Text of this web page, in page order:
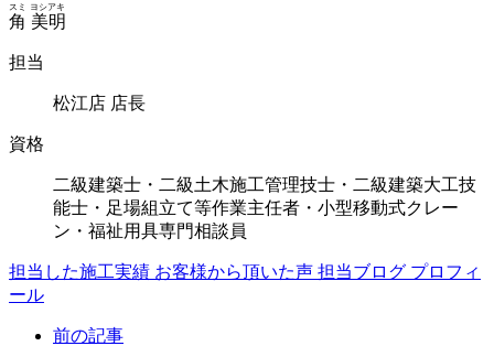
角 美明
スミ ヨシアキ
担当
松江店 店長
資格
二級建築士・二級土木施工管理技士・二級建築大工技
能士・足場組立て等作業主任者・小型移動式クレー
ン・福祉用具専門相談員
担当した施工実績 お客様から頂いた声 担当ブログ プロフィ
ール
前の記事